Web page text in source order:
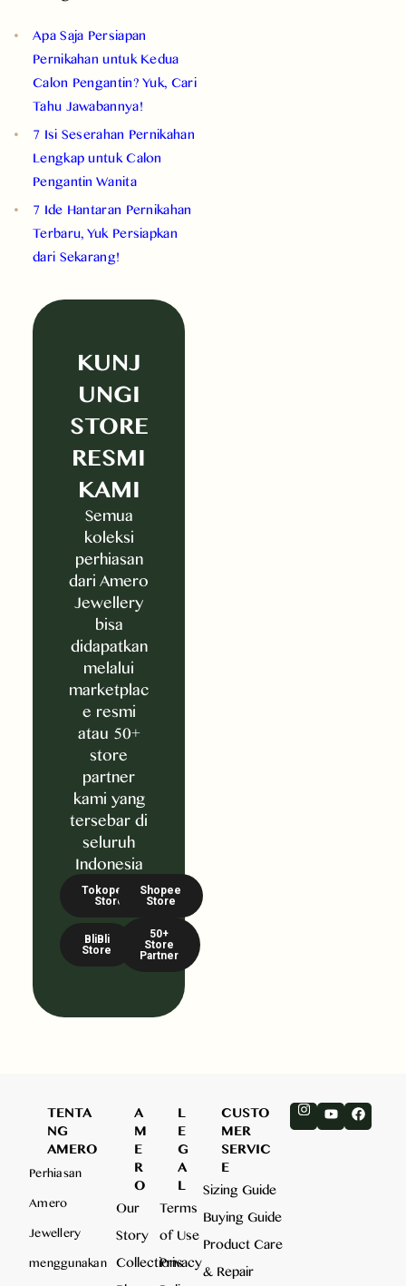
Apa Saja Persiapan
Pernikahan untuk Kedua
Calon Pengantin? Yuk, Cari
Tahu Jawabannya!
7 Isi Seserahan Pernikahan
Lengkap untuk Calon
Pengantin Wanita
7 Ide Hantaran Pernikahan
Terbaru, Yuk Persiapkan
dari Sekarang!
KUNJ
UNGI
STORE
RESMI
KAMI
Semua
koleksi
perhiasan
dari Amero
Jewellery
bisa
didapatkan
melalui
marketplac
e resmi
atau 50+
store
partner
kami yang
tersebar di
seluruh
Indonesia
BliBli
Store
50+
Store
Partner
Tokopedia
Store
Shopee
Store
TENTA
NG
AMERO
Perhiasan
Amero
Jewellery
menggunakan
A
M
E
R
O
Our
Story
Collections
L
E
G
A
L
Terms
of Use
Privacy
CUSTO
MER
SERVIC
E
Sizing Guide
Buying Guide
Product Care
& Repair